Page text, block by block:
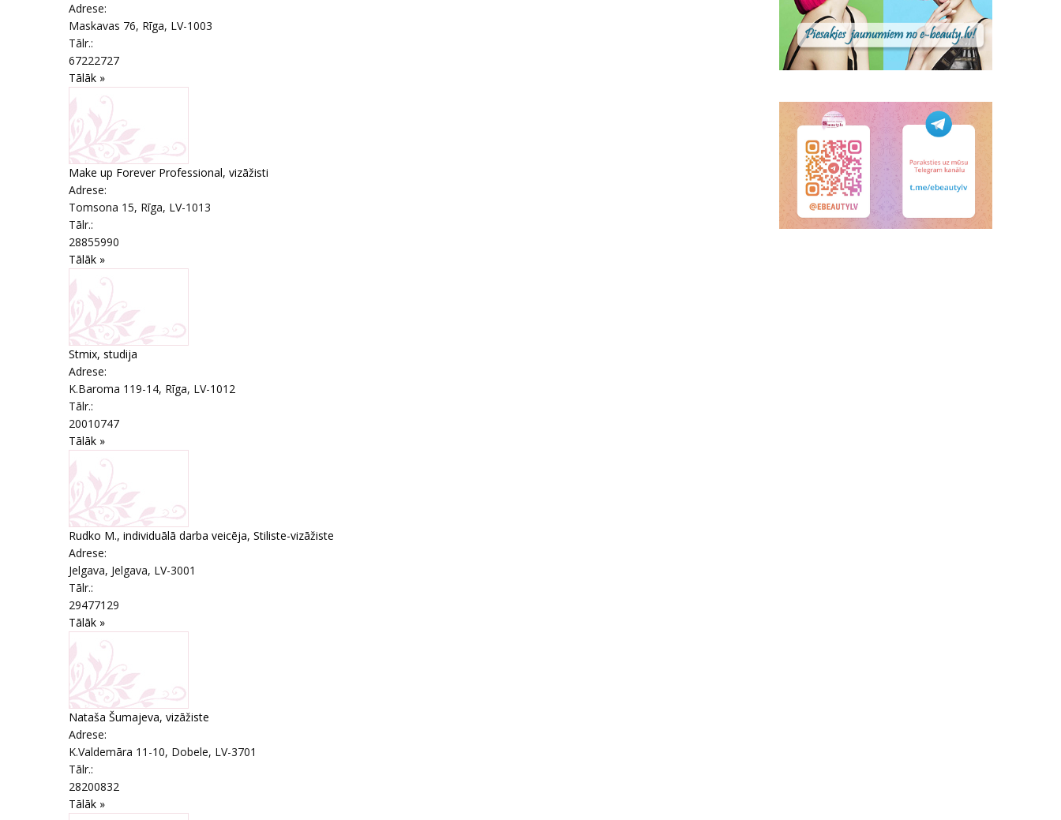
Adrese:
Maskavas 76, Rīga, LV-1003
Tālr.:
67222727
Tālāk »
Make up Forever Professional, vizāžisti
Adrese:
Tomsona 15, Rīga, LV-1013
Tālr.:
28855990
Tālāk »
Stmix, studija
Adrese:
K.Baroma 119-14, Rīga, LV-1012
Tālr.:
20010747
Tālāk »
Rudko M., individuālā darba veicēja, Stiliste-vizāžiste
Adrese:
Jelgava, Jelgava, LV-3001
Tālr.:
29477129
Tālāk »
Nataša Šumajeva, vizāžiste
Adrese:
K.Valdemāra 11-10, Dobele, LV-3701
Tālr.:
28200832
Tālāk »